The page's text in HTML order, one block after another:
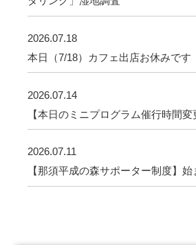
2026.07.18
本日（7/18）カフェ出店お休みです
2026.07.14
【本日のミニプログラム催行時間変
2026.07.11
【那須平成の森サポーター制度】始